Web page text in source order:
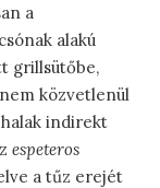
a
alakú
grillsütőbe,
közvetlenül
indirekt
espeteros
a tűz erejét